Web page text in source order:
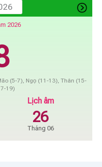
2026
(5-7), Ngọ (11-13), Thân (15-
19)
Lịch âm
26
Tháng 06